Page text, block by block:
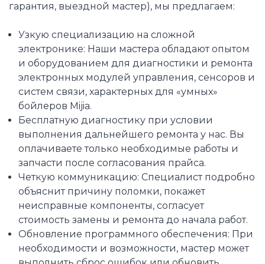
гарантия, выездной мастер), мы предлагаем:
Узкую специализацию на сложной
электронике: Наши мастера обладают опытом
и оборудованием для диагностики и ремонта
электронных модулей управления, сенсоров и
систем связи, характерных для «умных»
бойлеров Mijia.
Бесплатную диагностику при условии
выполнения дальнейшего ремонта у нас. Вы
оплачиваете только необходимые работы и
запчасти после согласования прайса.
Четкую коммуникацию: Специалист подробно
объяснит причину поломки, покажет
неисправные компоненты, согласует
стоимость замены и ремонта до начала работ.
Обновление программного обеспечения: При
необходимости и возможности, мастер может